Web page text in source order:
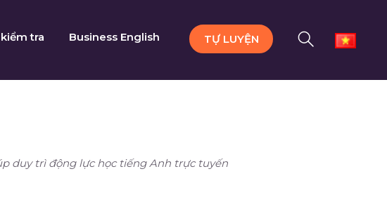
tra Business English TỰ LUYỆN
duy trì động lực học tiếng Anh trực tuyến